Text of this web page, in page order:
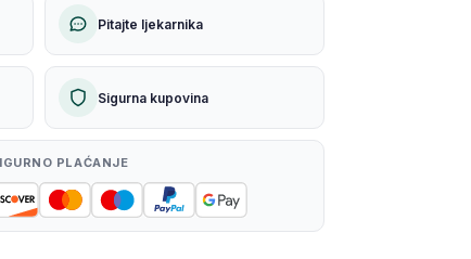
Pitajte ljekarnika
Sigurna kupovina
PLAĆANJE